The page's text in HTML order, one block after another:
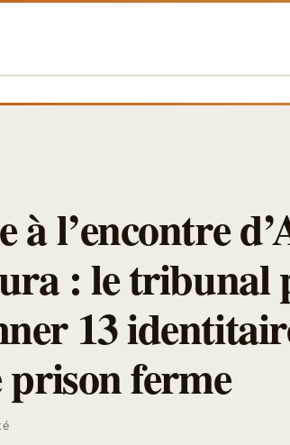
à l’encontre
: le tribunal
13
prison ferme